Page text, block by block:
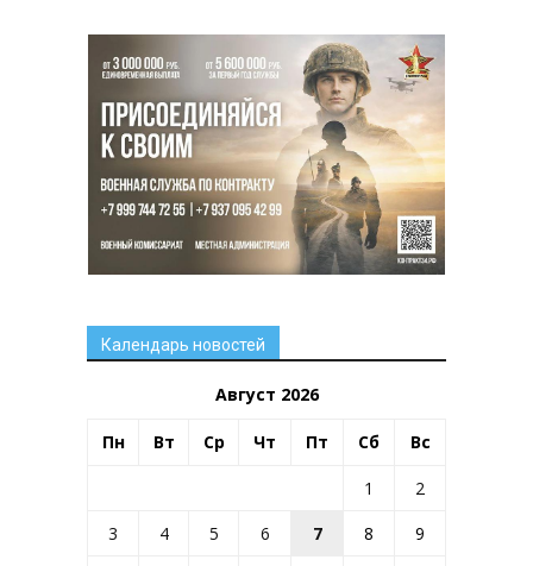
Календарь новостей
Август 2026
Пн Вт Ср Чт Пт Сб Вс
1
2
3
4 5 6 7 8
9